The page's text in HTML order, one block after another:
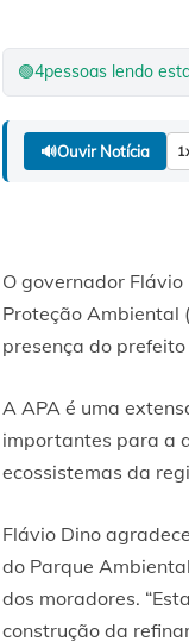
🟢4pessoas lendo
🔊Ouvir Notícia
O governador
Proteção Ambiental
presença do
A APA é uma
importantes para a
ecossistemas da
Flávio Dino
do Parque
dos moradores.
construção da